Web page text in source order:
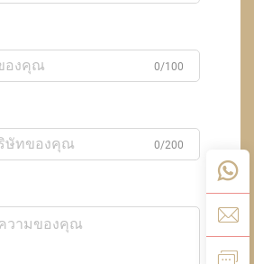
0/100
0/200